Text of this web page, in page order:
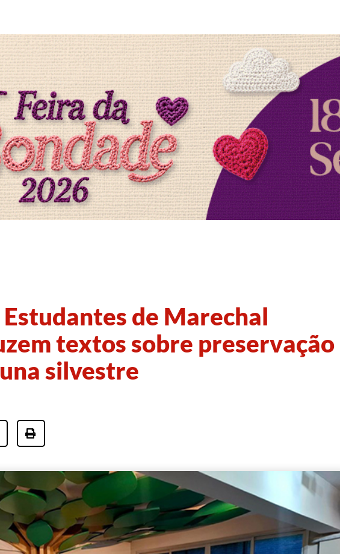
de Marechal
textos sobre preservação
silvestre